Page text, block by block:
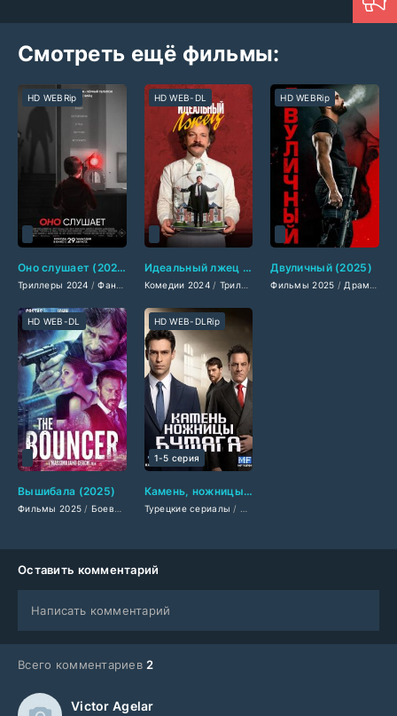
Смотреть ещё фильмы:
Оно слушает (2024)
Триллеры 2024 /Фантастические 2024 /Зарубежные фильмы 2024 / Фильмы
HD WEBRip
Идеальный лжец (2024)
Комедии 2024 / Триллеры 2024 /Зарубежные
HD WEB-DL
Двуличный (2025)
Фильмы 2025 / Драмы 2025
HD WEBRip
Вышибала (2025)
Фильмы 2025 / Боевики 2025 /Зарубежные фильмы 2025
HD WEB-DL
Камень, ножницы, бумага (2025)
Турецкие сериалы /
HD WEB-DLRip
1-5 серия
Оставить комментарий
Написать комментарий
Всего комментариев 2
Victor Agelar